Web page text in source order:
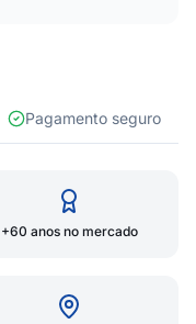
Pagamento seguro
+60 anos no mercado